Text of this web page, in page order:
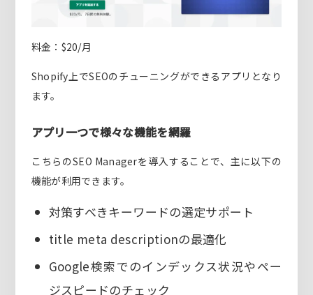
料金：$20/月
Shopify上でSEOのチューニングができるアプリとなり
ます。
アプリ一つで様々な機能を網羅
こちらのSEO Managerを導入することで、主に以下の
機能が利用できます。
対策すべきキーワードの選定サポート
title meta descriptionの最適化
Google検索でのインデックス状況やペー
ジスピードのチェック